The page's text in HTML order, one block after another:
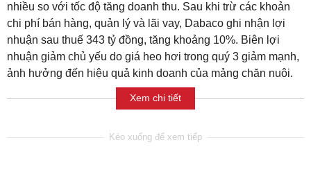
nhiều so với tốc độ tăng doanh thu. Sau khi trừ các khoản
chi phí bán hàng, quản lý và lãi vay, Dabaco ghi nhận lợi
nhuận sau thuế 343 tỷ đồng, tăng khoảng 10%. Biên lợi
nhuận giảm chủ yếu do giá heo hơi trong quý 3 giảm mạnh,
ảnh hưởng đến hiệu quả kinh doanh của mảng chăn nuôi.
Xem chi tiết